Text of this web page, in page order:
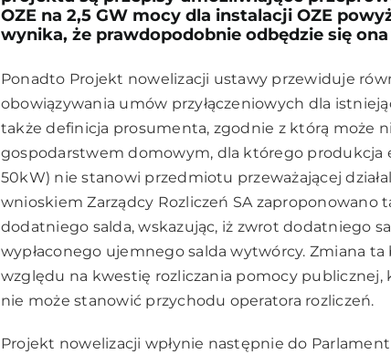
OZE na 2,5 GW mocy dla instalacji OZE
wynika, że prawdopodobnie odbędzie się
Ponadto Projekt nowelizacji ustawy przewiduje
obowiązywania umów przyłączeniowych dla
także definicja prosumenta, zgodnie z którą może
gospodarstwem domowym, dla którego
50kW) nie stanowi przedmiotu przeważającej
wnioskiem Zarządcy Rozliczeń SA zaproponowano
dodatniego salda, wskazując, iż zwrot dodatniego
wypłaconego ujemnego salda wytwórcy. Zmiana ta
względu na kwestię rozliczania pomocy
nie może stanowić przychodu operatora rozliczeń.
Projekt nowelizacji wpłynie następnie do